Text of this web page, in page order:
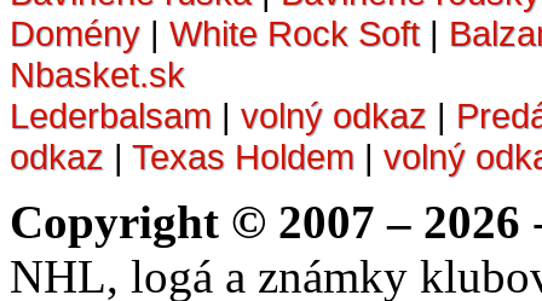
Domény| White Rock Soft|
Nbasket.sk
Lederbalsam | volný odkaz |
odkaz | Texas Holdem | volný
Copyright © 2007 – 2026
NHL, logá a známky